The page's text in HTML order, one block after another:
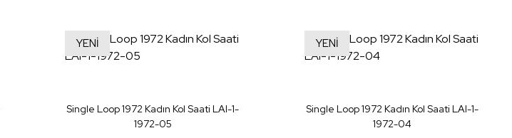
YENİ
Single Loop 1972 Kadın Kol Saati LAI-1-
1972-05
YENİ
Single Loop 1972 Kadın Kol Saati LAI-1-
1972-04